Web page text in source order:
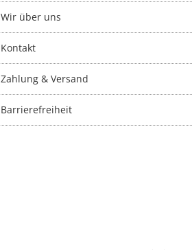
Wir über uns
Kontakt
Zahlung & Versand
Barrierefreiheit